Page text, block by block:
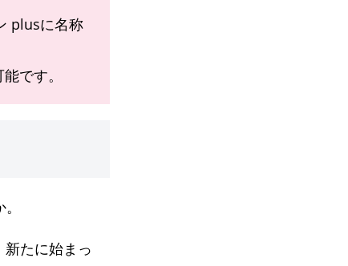
plusに名称
です。
たに始まっ